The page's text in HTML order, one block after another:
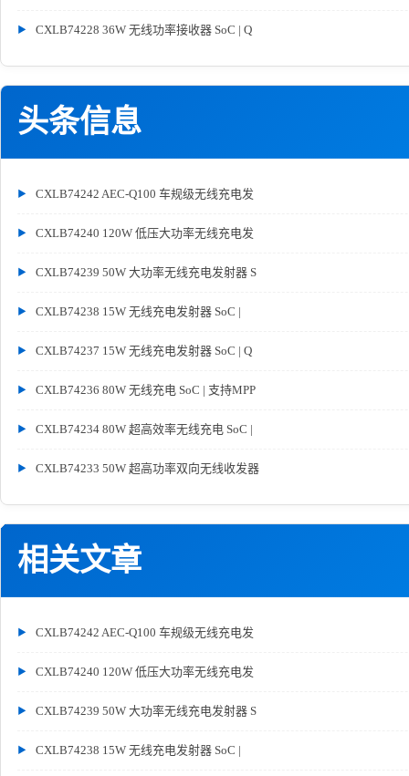
CXLB74228 36W 无线功率接收器 SoC | Q
头条信息
CXLB74242 AEC-Q100 车规级无线充电发
CXLB74240 120W 低压大功率无线充电发
CXLB74239 50W 大功率无线充电发射器 S
CXLB74238 15W 无线充电发射器 SoC |
CXLB74237 15W 无线充电发射器 SoC | Q
CXLB74236 80W 无线充电 SoC | 支持MPP
CXLB74234 80W 超高效率无线充电 SoC |
CXLB74233 50W 超高功率双向无线收发器
相关文章
CXLB74242 AEC-Q100 车规级无线充电发
CXLB74240 120W 低压大功率无线充电发
CXLB74239 50W 大功率无线充电发射器 S
CXLB74238 15W 无线充电发射器 SoC |